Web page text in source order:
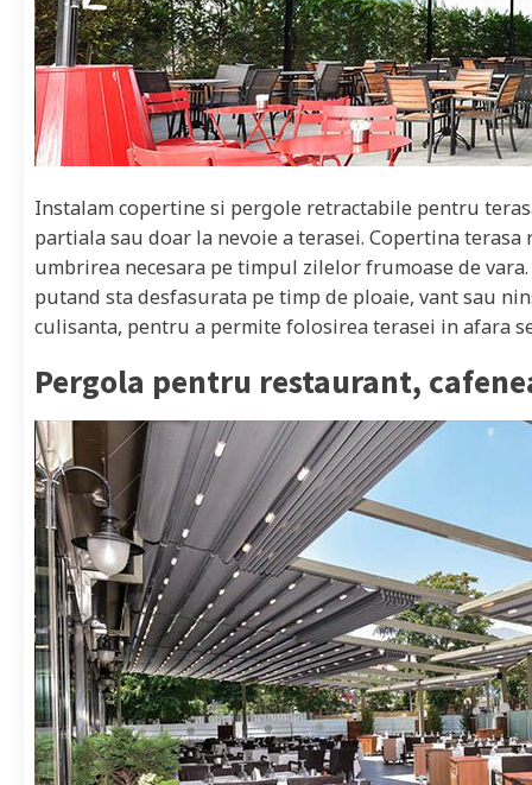
Instalam copertine si pergole retractabile pentru
partiala sau doar la nevoie a terasei. Copertina
umbrirea necesara pe timpul zilelor frumoase de
putand sta desfasurata pe timp de ploaie, vant sau
culisanta, pentru a permite folosirea terasei in afara
Pergola pentru restaurant,